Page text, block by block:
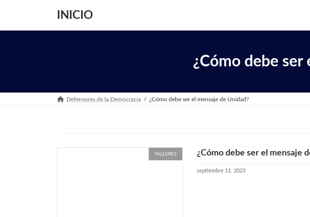
navegación
INICIO
¿Cómo debe ser
Defensores de la Democracia ¿Cómo debe ser el mensaje de Unidad?
TALLERES ¿Cómo debe ser el mensaje
septiembre 11, 2023